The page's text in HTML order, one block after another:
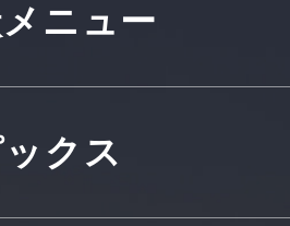
ニュー
ックス